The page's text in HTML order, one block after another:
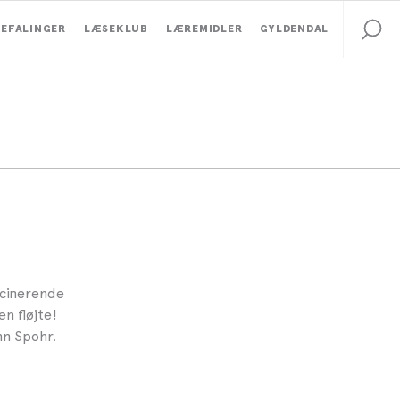
LÆSEKLUB LÆREMIDLER GYLDENDAL
fløjte!
Spohr.